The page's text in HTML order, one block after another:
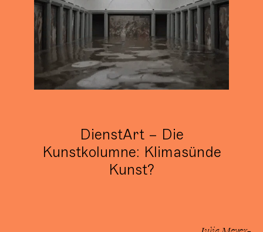
DienstArt – Die
Kunstkolumne: Klimasünde
Kunst?